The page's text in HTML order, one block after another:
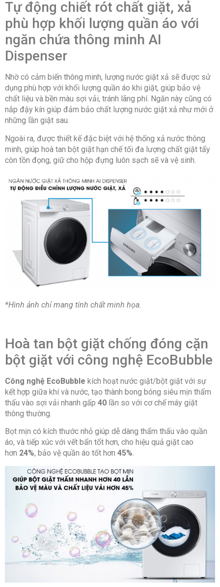
độ giặt
Công nghệ giặt bong bóng Eco Bubble
Giặt hơi nước Hygiene Steam
Công nghệ sấy: Không có
Tiện ích:
Hẹn giờ giặt
Khóa trẻ em
Chế độ giặt Bubble Soak
Tốc độ quay vắt tối đa: 1400 vòng/phút
Chất liệu lồng giặt: Thép không gỉ
Chất liệu vỏ máy: Thép không gỉ
Chất liệu nắp máy: Nhựa
Bảng điều khiển: Tiếng Việt nút xoay + Cảm
ứng có màn hình hiển thị
Kích thước, khối lượng: Cao 85 cm – Ngang 60
cm – Sâu 59.5 cm – Nặng 67 Kg
Sản xuất tại: Việt Nam
Dòng sản phẩm: 2021
Thời gian bảo hành động cơ: 11 năm
Tự động chiết rót chất giặt, xả
phù hợp khối lượng quần áo với
ngăn chứa thông minh AI
Dispenser
Nhờ có cảm biến thông minh, lượng nước giặt xả sẽ được sử
dụng phù hợp với khối lượng quần áo khi giặt, giúp bảo vệ
chất liệu và bền màu sợi vải, tránh lãng phí. Ngăn này cũng có
nắp đậy kín giúp đảm bảo chất lượng nước giặt xả như mới ở
những lần giặt sau.
Ngoài ra, được thiết kế đặc biệt với hệ thống xả nước thông
minh, giúp hoà tan bột giặt hạn chế tối đa lượng chất giặt tẩy
còn tồn đọng, giữ cho hộp đựng luôn sạch sẽ và vệ sinh.
*Hình ảnh chỉ mang tính chất minh họa.
Hoà tan bột giặt chống đóng cặn
bột giặt với công nghệ EcoBubble
Công nghệ EcoBubble kích hoạt nước giặt/bột giặt với sự
kết hợp giữa khí và nước, tạo thành bong bóng siêu mịn thẩm
thấu vào sợi vải nhanh gấp 40 lần so với cơ chế máy giặt
thông thường.
Bọt mịn có kích thước nhỏ giúp dễ dàng thẩm thấu vào quần
áo, và tiếp xúc với vết bẩn tốt hơn, cho hiệu quả giặt cao
hơn 24%, bảo vệ quần áo tốt hơn 45%.